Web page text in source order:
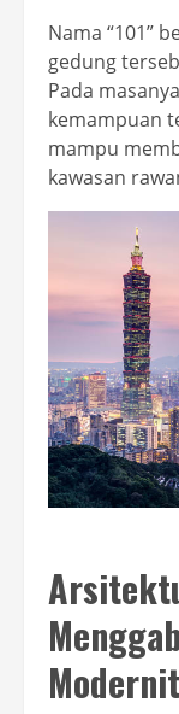
Nama “101”
gedung
Pada
kemampuan
mampu
kawasan